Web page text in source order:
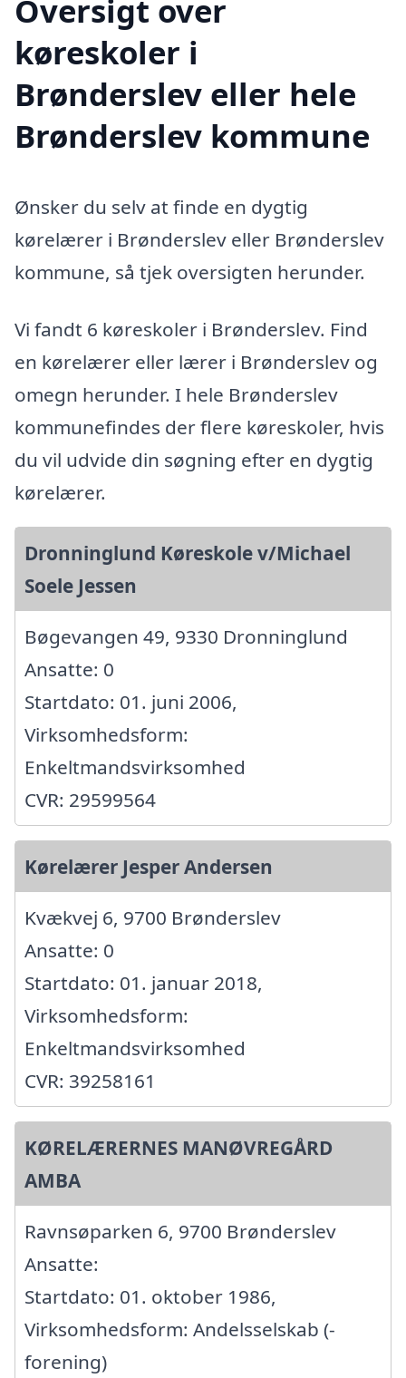
Oversigt over
køreskoler i
Brønderslev eller hele
Brønderslev kommune
Ønsker du selv at finde en dygtig
kørelærer i Brønderslev eller Brønderslev
kommune, så tjek oversigten herunder.
Vi fandt 6 køreskoler i Brønderslev. Find
en kørelærer eller lærer i Brønderslev og
omegn herunder. I hele Brønderslev
kommunefindes der flere køreskoler, hvis
du vil udvide din søgning efter en dygtig
kørelærer.
Dronninglund Køreskole v/Michael
Soele Jessen
Bøgevangen 49, 9330 Dronninglund
Ansatte: 0
Startdato: 01. juni 2006,
Virksomhedsform:
Enkeltmandsvirksomhed
CVR: 29599564
Kørelærer Jesper Andersen
Kvækvej 6, 9700 Brønderslev
Ansatte: 0
Startdato: 01. januar 2018,
Virksomhedsform:
Enkeltmandsvirksomhed
CVR: 39258161
KØRELÆRERNES MANØVREGÅRD
AMBA
Ravnsøparken 6, 9700 Brønderslev
Ansatte:
Startdato: 01. oktober 1986,
Virksomhedsform: Andelsselskab (-
forening)